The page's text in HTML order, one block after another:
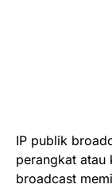
IP publik
perangkat atau
broadcast